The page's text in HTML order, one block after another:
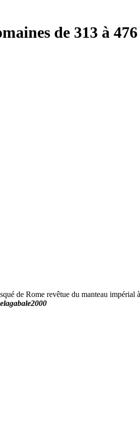
de 313 à
de Rome revêtue du manteau impérial